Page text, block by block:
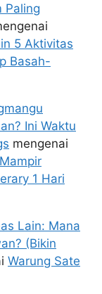
Paling
5 Aktivitas
Basah-
Ini Waktu
mengenai
1 Hari
Lain: Mana
(Bikin
Warung Sate